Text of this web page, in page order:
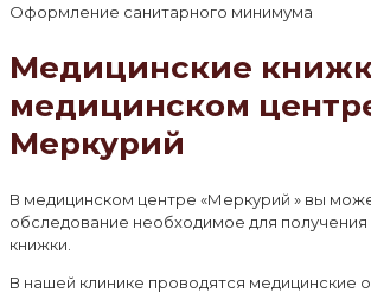
Оформление санитарного минимума
Медицинские
медицинском
Меркурий
В медицинском центре «Меркурий » вы
обследование необходимое для
книжки.
В нашей клинике проводятся медицинские